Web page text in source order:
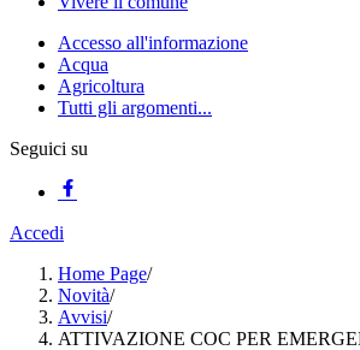
Accesso all'informazione
Acqua
Agricoltura
Tutti gli argomenti...
Seguici su
Accedi
Home Page/
Novità/
Avvisi/
ATTIVAZIONE COC PER